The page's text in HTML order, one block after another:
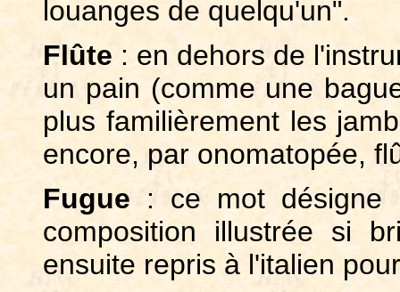
louanges de quelqu'un".
Flûte : en dehors de
un pain (comme une
plus familièrement les
encore, par onomatopée,
Fugue : ce mot désigne
composition illustrée si
ensuite repris à l'italien